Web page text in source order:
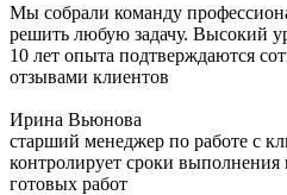
Мы собрали команду
решить любую задачу. Высокий
10 лет опыта подтверждаются
отзывами клиентов
Ирина Вьюнова
старший менеджер по работе с
контролирует сроки выполнения
готовых работ